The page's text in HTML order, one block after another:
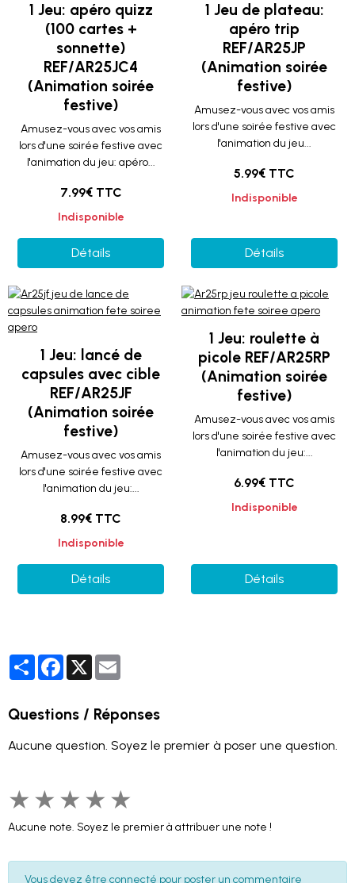
1 Jeu: apéro quizz
(100 cartes +
sonnette)
REF/AR25JC4
(Animation soirée
festive)
Amusez-vous avec vos amis
lors d'une soirée festive avec
l'animation du jeu: apéro...
7.99€ TTC
Indisponible
Détails
1 Jeu de plateau:
apéro trip
REF/AR25JP
(Animation soirée
festive)
Amusez-vous avec vos amis
lors d'une soirée festive avec
l'animation du jeu...
5.99€ TTC
Indisponible
Détails
1 Jeu: lancé de
capsules avec cible
REF/AR25JF
(Animation soirée
festive)
Amusez-vous avec vos amis
lors d'une soirée festive avec
l'animation du jeu:...
8.99€ TTC
Indisponible
Détails
1 Jeu: roulette à
picole REF/AR25RP
(Animation soirée
festive)
Amusez-vous avec vos amis
lors d'une soirée festive avec
l'animation du jeu:...
6.99€ TTC
Indisponible
Détails
PartagerFacebook
X
Questions / Réponses
Aucune question. Soyez le premier à poser une question.
★ ★ ★ ★ ★
Aucune note. Soyez le premier à attribuer une note !
Vous devez être connecté pour poster un commentaire